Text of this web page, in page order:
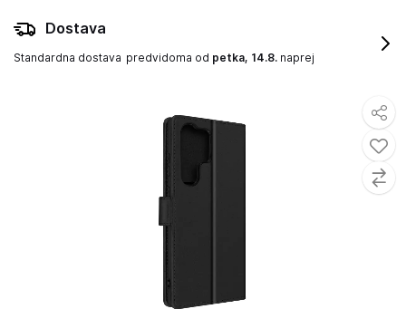
Dostava
Standardna dostava predvidoma od petka, 14.8. naprej